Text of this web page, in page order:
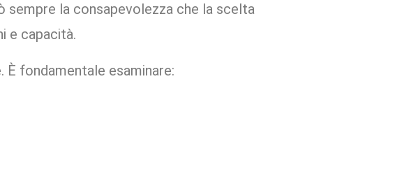
sempre la consapevolezza che la scelta
e capacità.
È fondamentale esaminare: